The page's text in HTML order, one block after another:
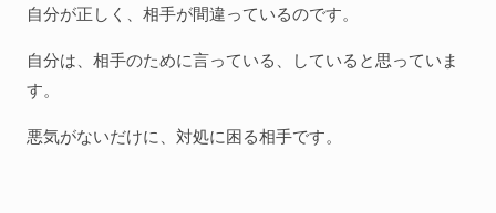
自分が正しく、相手が間違っているのです。
自分は、相手のために言っている、していると思っていま
す。
悪気がないだけに、対処に困る相手です。